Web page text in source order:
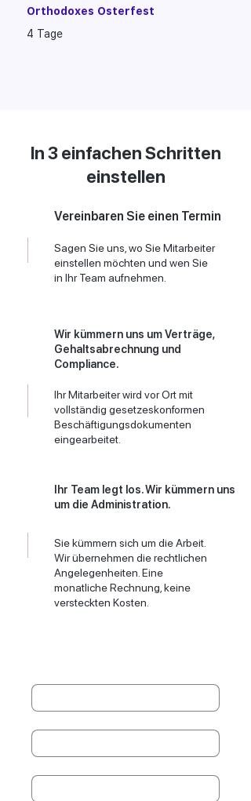
Orthodoxes Osterfest
4 Tage
In 3 einfachen Schritten
einstellen
Vereinbaren Sie einen Termin
Sagen Sie uns, wo Sie Mitarbeiter
einstellen möchten und wen Sie
in Ihr Team aufnehmen.
Wir kümmern uns um Verträge,
Gehaltsabrechnung und
Compliance.
Ihr Mitarbeiter wird vor Ort mit
vollständig gesetzeskonformen
Beschäftigungsdokumenten
eingearbeitet.
Ihr Team legt los. Wir kümmern uns
um die Administration.
Sie kümmern sich um die Arbeit.
Wir übernehmen die rechtlichen
Angelegenheiten. Eine
monatliche Rechnung, keine
versteckten Kosten.